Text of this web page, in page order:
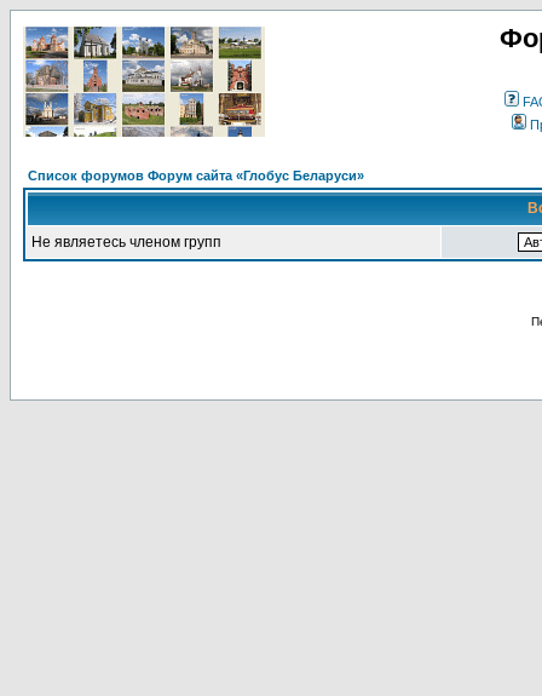
Список форумов Форум сайта «Глобус Беларуси»
Не являетесь членом групп